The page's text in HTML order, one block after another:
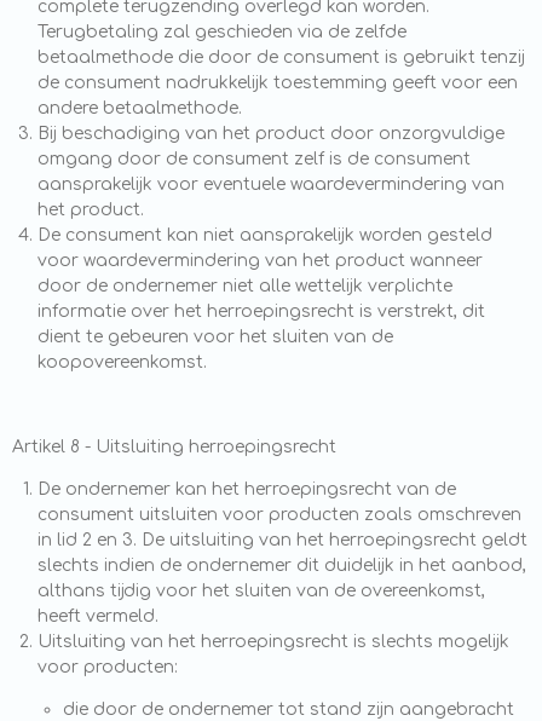
complete terugzending overlegd kan worden.
Terugbetaling zal geschieden via de zelfde
betaalmethode die door de consument is gebruikt tenzij
de consument nadrukkelijk toestemming geeft voor een
andere betaalmethode.
Bij beschadiging van het product door onzorgvuldige
omgang door de consument zelf is de consument
aansprakelijk voor eventuele waardevermindering van
het product.
De consument kan niet aansprakelijk worden gesteld
voor waardevermindering van het product wanneer
door de ondernemer niet alle wettelijk verplichte
informatie over het herroepingsrecht is verstrekt, dit
dient te gebeuren voor het sluiten van de
koopovereenkomst.
Artikel 8 - Uitsluiting herroepingsrecht
De ondernemer kan het herroepingsrecht van de
consument uitsluiten voor producten zoals omschreven
in lid 2 en 3. De uitsluiting van het herroepingsrecht geldt
slechts indien de ondernemer dit duidelijk in het aanbod,
althans tijdig voor het sluiten van de overeenkomst,
heeft vermeld.
Uitsluiting van het herroepingsrecht is slechts mogelijk
voor producten:
die door de ondernemer tot stand zijn aangebracht